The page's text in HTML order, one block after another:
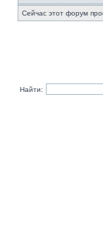
Сейчас этот форум
Найти: